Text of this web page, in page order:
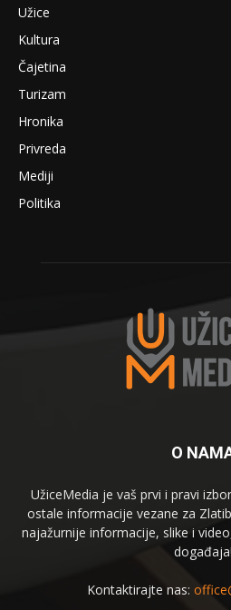
Užice
Kultura
Čajetina
Turizam
Hronika
Privreda
Mediji
Politika
O
UžiceMedia je vaš prvi i pravi
ostale informacije vezane za
najažurnije informacije, slike i
događaja!
Kontaktirajte nas: